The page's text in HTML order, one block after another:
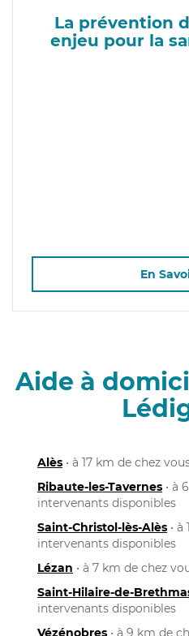
La prévention
enjeu pour la
En
Aide à
Alès • à 17 km de chez
Ribaute-les-Tavernes • à
intervenants disponibles
Saint-Christol-lès-Alès •
intervenants disponibles
Lézan • à 7 km de chez
Saint-Hilaire-de-
intervenants disponibles
Vézénobres • à 9 km de